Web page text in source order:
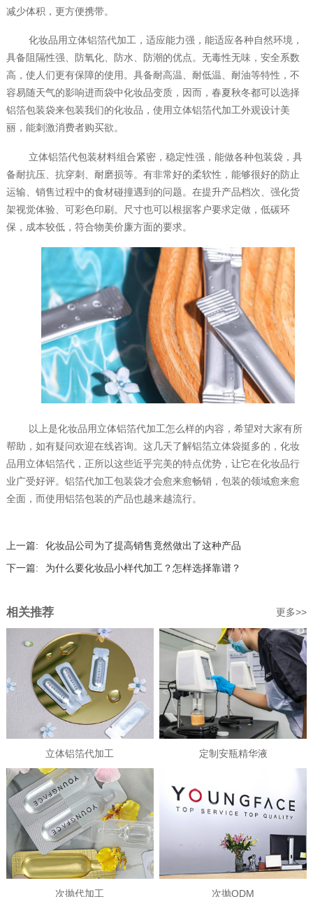
减少体积，更方便携带。
化妆品用立体铝箔代加工，适应能力强，能适应各种自然环境，
具备阻隔性强、防氧化、防水、防潮的优点。无毒性无味，安全系数
高，使人们更有保障的使用。具备耐高温、耐低温、耐油等特性，不
容易随天气的影响进而袋中化妆品变质，因而，春夏秋冬都可以选择
铝箔包装袋来包装我们的化妆品，使用立体铝箔代加工外观设计美
丽，能刺激消费者购买欲。
立体铝箔代包装材料组合紧密，稳定性强，能做各种包装袋，具
备耐抗压、抗穿刺、耐磨损等。有非常好的柔软性，能够很好的防止
运输、销售过程中的食材碰撞遇到的问题。在提升产品档次、强化货
架视觉体验、可彩色印刷。尺寸也可以根据客户要求定做，低碳环
保，成本较低，符合物美价廉方面的要求。
以上是化妆品用立体铝箔代加工怎么样的内容，希望对大家有所
帮助，如有疑问欢迎在线咨询。这几天了解铝箔立体袋挺多的，化妆
品用立体铝箔代，正所以这些近乎完美的特点优势，让它在化妆品行
业广受好评。铝箔代加工包装袋才会愈来愈畅销，包装的领域愈来愈
全面，而使用铝箔包装的产品也越来越流行。
上一篇:
化妆品公司为了提高销售竟然做出了这种产品
下一篇:
为什么要化妆品小样代加工？怎样选择靠谱？
相关推荐 更多>>
立体铝箔代加工 定制安瓶精华液
次抛代加工 次抛ODM